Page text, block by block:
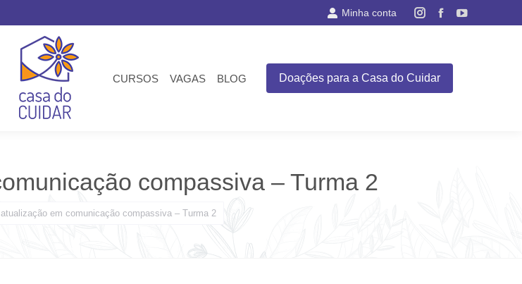
Minha conta
Instagram
in
new
Facebook
in
new
YouTube
CURSOS VAGAS BLOG Doações para a Casa do Cuidar
compassiva – Turma 2
em comunicação compassiva – Turma 2